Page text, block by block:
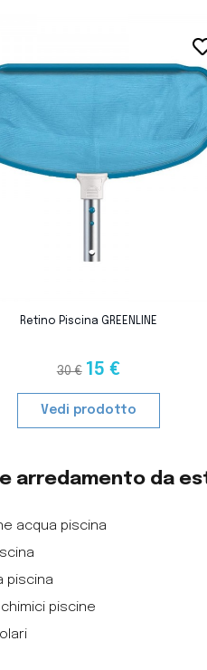
Retino Piscina GREENLINE
30 € 15 €
Vedi prodotto
arredamento da
acqua piscina
piscina
piscine